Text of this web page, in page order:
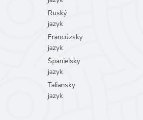
Ruský
jazyk
Francúzsky
jazyk
Španielsky
jazyk
Taliansky
jazyk